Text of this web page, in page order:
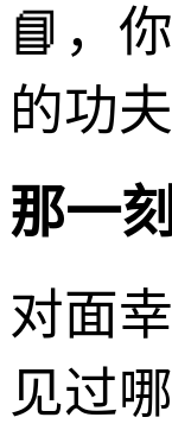
📘，
的功
那一
对面
见过